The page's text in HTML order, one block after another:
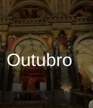
Outubro